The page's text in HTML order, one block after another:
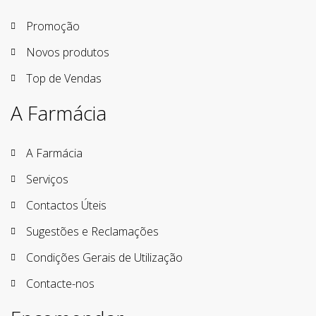
Promoção
Novos produtos
Top de Vendas
A Farmácia
A Farmácia
Serviços
Contactos Úteis
Sugestões e Reclamações
Condições Gerais de Utilização
Contacte-nos